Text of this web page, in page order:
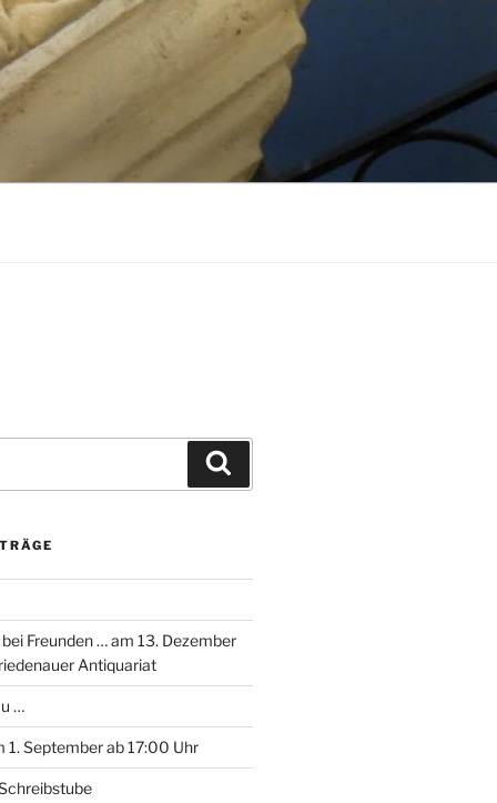
Freunden … am 13. Dezember
Antiquariat
…
1. September ab 17:00 Uhr